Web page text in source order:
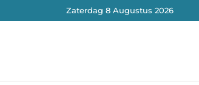
Zaterdag 8 Augustus 2026